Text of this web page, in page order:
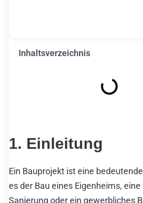
Inhaltsverzeichnis
1. Einleitung
Ein Bauprojekt ist eine
es der Bau eines Eigenheims,
Sanierung oder ein gewerbliches